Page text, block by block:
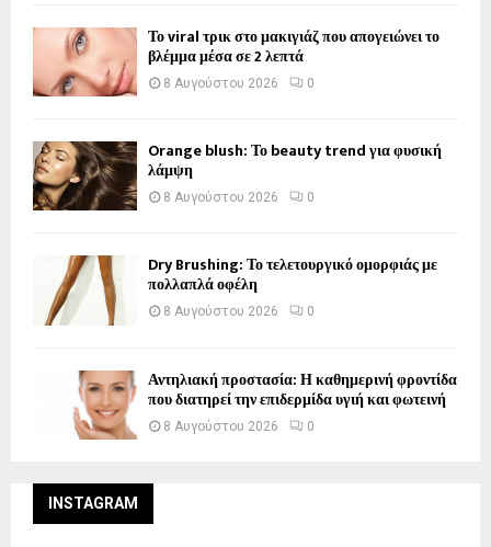
Το viral τρικ στο μακιγιάζ που απογειώνει το
βλέμμα μέσα σε 2 λεπτά
8 Αυγούστου 2026 0
Orange blush: Το beauty trend για φυσική
λάμψη
8 Αυγούστου 2026 0
Dry Brushing: Το τελετουργικό ομορφιάς με
πολλαπλά οφέλη
8 Αυγούστου 2026 0
Αντηλιακή προστασία: Η καθημερινή φροντίδα
που διατηρεί την επιδερμίδα υγιή και φωτεινή
8 Αυγούστου 2026 0
INSTAGRAM